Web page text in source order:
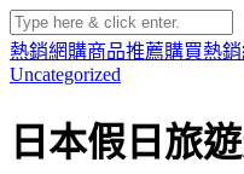
熱銷網購商品推薦購買熱
Uncategorized
日本假日旅